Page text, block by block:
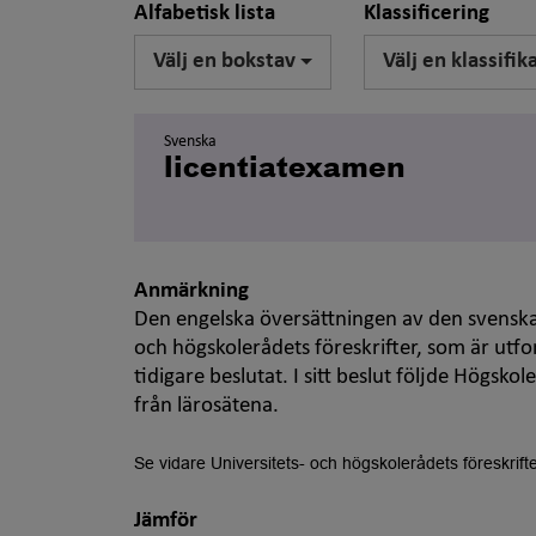
Alfabetisk lista
Välj en bokstav
Klassificering
Välj en
Svenska
licentiatexamen
Anmärkning
Den engelska översättningen av den
och högskolerådets föreskrifter, som är
tidigare beslutat. I sitt beslut följde
från lärosätena.
Se vidare Universitets- och högskolerådets
Jämför